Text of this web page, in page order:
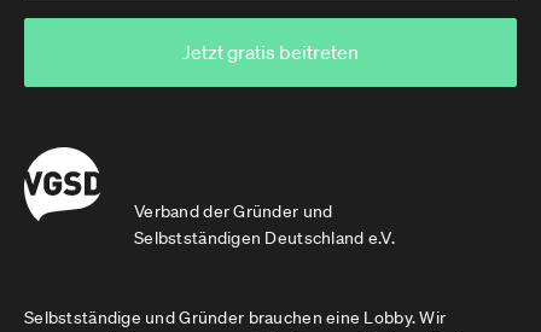
Verband der Gründer und
Selbstständigen Deutschland e.V.
Jetzt gratis beitreten
Selbstständige und Gründer brauchen eine Lobby. Wir